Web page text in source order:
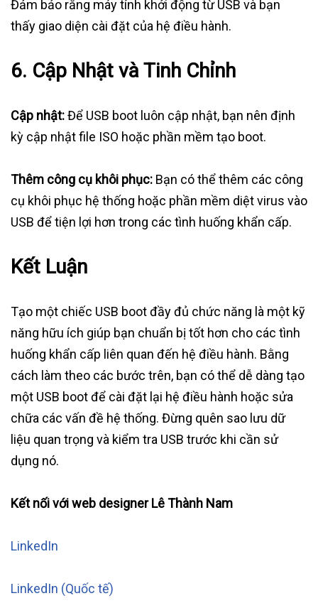
Đảm bảo rằng máy tính khởi động từ USB và bạn
thấy giao diện cài đặt của hệ điều hành.
6. Cập Nhật và Tinh Chỉnh
Cập nhật:Để USB boot luôn cập nhật, bạn nên định
kỳ cập nhật file ISO hoặc phần mềm tạo boot.
Thêm công cụ khôi phục: Bạn có thể thêm các công
cụ khôi phục hệ thống hoặc phần mềm diệt virus vào
USB để tiện lợi hơn trong các tình huống khẩn cấp.
Kết Luận
Tạo một chiếc USB boot đầy đủ chức năng là một kỹ
năng hữu ích giúp bạn chuẩn bị tốt hơn cho các tình
huống khẩn cấp liên quan đến hệ điều hành. Bằng
cách làm theo các bước trên, bạn có thể dễ dàng tạo
một USB boot để cài đặt lại hệ điều hành hoặc sửa
chữa các vấn đề hệ thống. Đừng quên sao lưu dữ
liệu quan trọng và kiểm tra USB trước khi cần sử
dụng nó.
Kết nối với web designer Lê Thành Nam
LinkedIn
LinkedIn (Quốc tế)